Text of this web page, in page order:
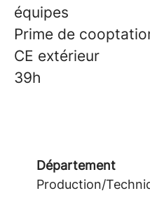
équipes
Prime de
CE extérieur
39h
Département
Production/